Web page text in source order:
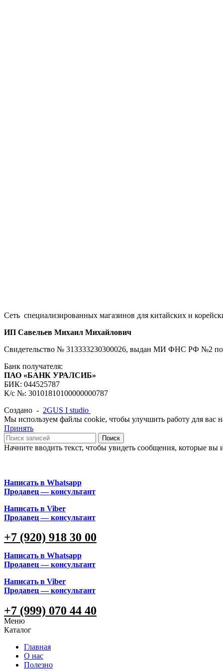
Сеть специализированных магазинов для китайских и
ИП Савельев Михаил Михайлович
Свидетельство № 313333230300026, выдан МИ ФНС РФ №2 по
Банк получателя:
ПАО «БАНК УРАЛСИБ»
БИК: 044525787
К/с №: 30101810100000000787
Создано - 2GUS I studio
Мы используем файлы cookie, чтобы улучшить работу для вас
Принять
Поиск
Начните вводить текст, чтобы увидеть сообщения, которые вы
Написать в Whatsapp
Продавец — консультант
Написать в Viber
Продавец — консультант
+7 (920) 918 30 00
Написать в Whatsapp
Продавец — консультант
Написать в Viber
Продавец — консультант
+7 (999) 070 44 40
Меню
Каталог
Главная
О нас
Полезно